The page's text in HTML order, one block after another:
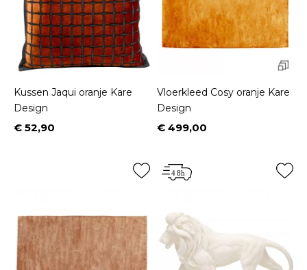
Kussen Jaqui oranje Kare
Design
Prijs
€ 52,90
Vloerkleed Cosy oranje Kare
Design
Prijs
€ 499,00